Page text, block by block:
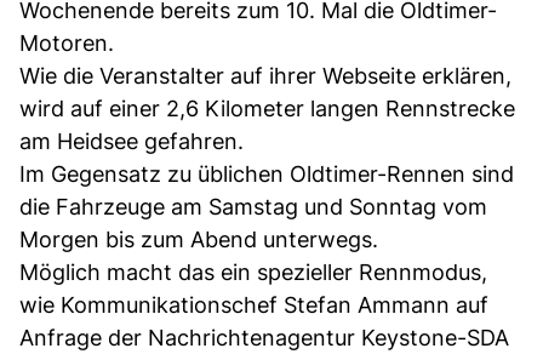
Wochenende bereits zum 10. Mal die Oldtimer-
Motoren.
Wie die Veranstalter auf ihrer Webseite erklären,
wird auf einer 2,6 Kilometer langen Rennstrecke
am Heidsee gefahren.
Im Gegensatz zu üblichen Oldtimer-Rennen sind
die Fahrzeuge am Samstag und Sonntag vom
Morgen bis zum Abend unterwegs.
Möglich macht das ein spezieller Rennmodus,
wie Kommunikationschef Stefan Ammann auf
Anfrage der Nachrichtenagentur Keystone-SDA